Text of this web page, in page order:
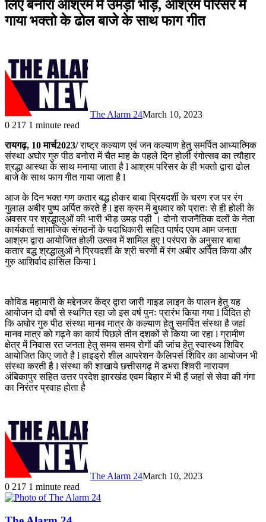
लिए बनोरा आश्रम में उमड़ी भीड़, आश्रम परिसर में
गाया भक्तो के ढोल बाजे के साथ फाग गीत
The Alarm 24March 10, 2023
0 217 1 minute read
रायगढ़, 10 मार्च2023/राष्ट्र कल्याण एवं जन कल्याण हेतु समर्पित आध्यात्मिक
संस्था अघोर गुरु पीठ बनोरा में चैत माह के पहले दिन होली रंगोत्सव का त्यौहार
श्रद्धा आस्था के साथ मनाया जाता है l आश्रम परिसर के ही भक्तो द्वारा ढोल
बाजे के साथ फाग गीत गाया जाता है l
आज के दिन भक्त गण कतार बद्ध होकर बाबा प्रियदर्शी के चरण रज पर रंग
गुलाल अबीर पुष्प अर्पित करते है l इस क्रम में बुधवार को प्रातः से ही होली के
अवसर पर श्रद्धालुओं की भारी भीड़ उमड़ पड़ी । दोनो राजनैतिक दलों के नेता
कार्यकर्ता सामाजिक संगठनों के पदाधिकारी सहित पार्षद एवम आम जनता
आश्रम द्वारा आयोजित होली उत्सव में शामिल हुए l परंपरा के अनुसार बाबा
कतार बद्ध श्रद्धालुओं ने प्रियदर्शी के श्री चरणों में रंग अबीर अर्पित किया और
गुरु आशिर्वाद हासिल किया l
कोविड महामारी के मद्देनजर केंद्र द्वारा जारी गाइड लाइन के पालन हेतु यह
आयोजन दो वर्षो से स्थगित रहा जो इस वर्ष पुनः प्रारंभ किया गया l विदित हो
कि अघोर गुरु पीठ संस्था मानव मात्र के कल्याण हेतु समर्पित संस्था है जहां
मानव मात्र को गढ़ने का कार्य पिछले तीन दशकों से किया जा रहा l ग्रामीण
क्षेत्र में निवास रत जनता हेतु समय समय रोगों की जांच हेतु स्वास्थ्य शिविर
आयोजित किए जाते है l हाइड्रो शील आपरेशन कैलिपर्स शिविर का आयोजन भी
संस्था करती है l संस्था की शाखाये छत्तीसगढ़ में डभरा शिवरी नारायण
अंबिकापुर सहित उत्तर प्रदेश झारखंड एवम बिहार में भी हैं जहां से सेवा की गंगा
का निरंतर प्रवाह होता है
The Alarm 24March 10, 2023
0 217 1 minute read